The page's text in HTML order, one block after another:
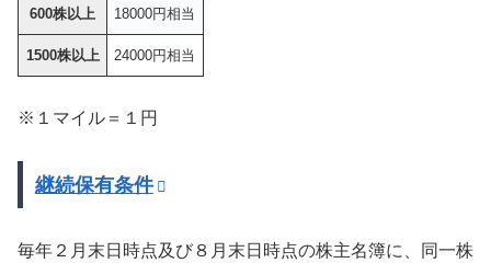
600株以上 18000円相当
1500株以上 24000円相当
※１マイル＝１円
継続保有条件
毎年２月末日時点及び８月末日時点の株主名簿に、同一株